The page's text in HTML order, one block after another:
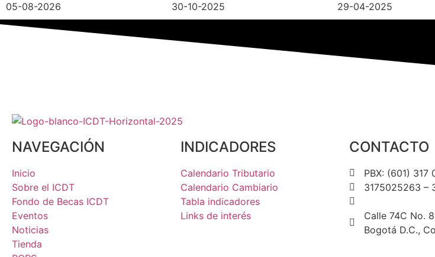
05-08-2026
30-10-2025
29-04-2025
NAVEGACIÓN
Inicio
Sobre el ICDT
Fondo de Becas ICDT
Eventos
Noticias
Tienda
INDICADORES
Calendario Tributario
Calendario Cambiario
Tabla indicadores
Links de interés
CONTACTO
PBX: (601) 317
3175025263 –
Calle 74C No.
Bogotá D.C.,